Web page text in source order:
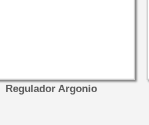
Regulador Argonio